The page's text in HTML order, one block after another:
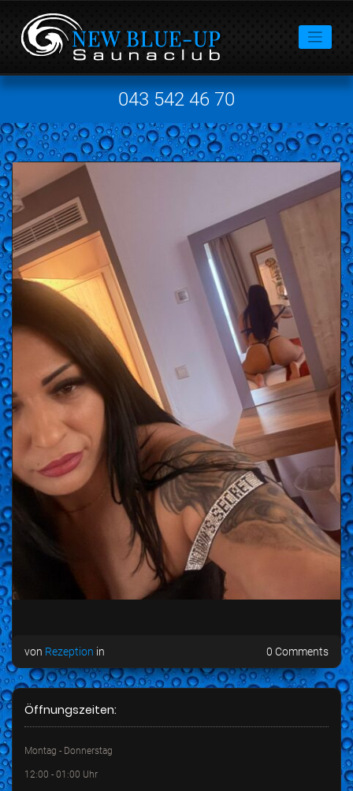
043 542 46 70
von Rezeption in 0 Comments
Öffnungszeiten:
Montag - Donnerstag
12:00 - 01:00 Uhr